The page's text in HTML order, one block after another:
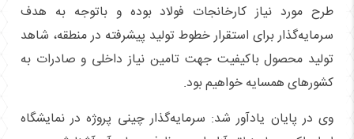
طرح مورد نیاز کارخانجات فولاد بوده و باتوجه به هدف
سرمایه‌گذار برای استقرار خطوط تولید پیشرفته در منطقه، شاهد
تولید محصول باکیفیت جهت تامین نیاز داخلی و صادرات به
کشور‌های همسایه خواهیم بود.
وی در پایان یادآور شد: سرمایه‌گذار چینی پروژه در نمایشگاه